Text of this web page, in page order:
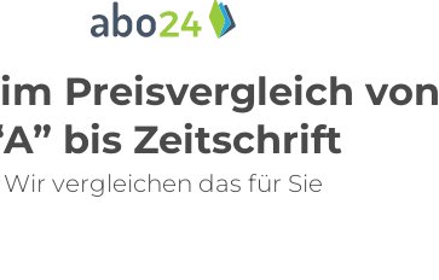
Preisvergleich von
bis Zeitschrift
Wir vergleichen das für Sie